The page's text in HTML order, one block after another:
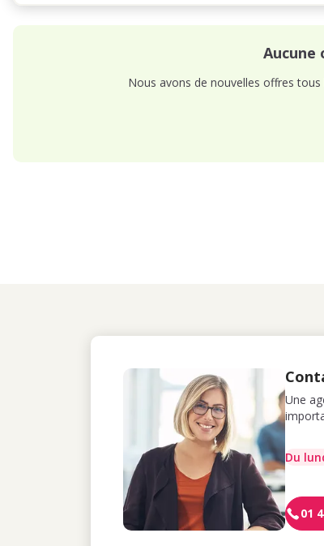
Aucune
Nous avons de nouvelles offres
Une
Du
01